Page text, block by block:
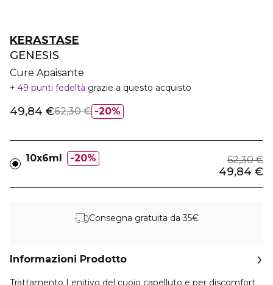
KERASTASE
GENESIS
Cure Apaisante
49 punti fedeltà grazie a questo acquisto
20%
49,84 €62,30 €
10x6ml 20% 62,30 €
49,84 €
Consegna gratuita da 35€
Informazioni Prodotto
Trattamento Lenitivo del cuoio capelluto e per discomfort